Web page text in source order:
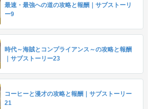
最速・最強への道の攻略と報酬｜サブストーリ
ー9
時代～海賊とコンプライアンス～の攻略と報酬
｜サブストーリー23
コーヒーと漫才の攻略と報酬｜サブストーリー
21